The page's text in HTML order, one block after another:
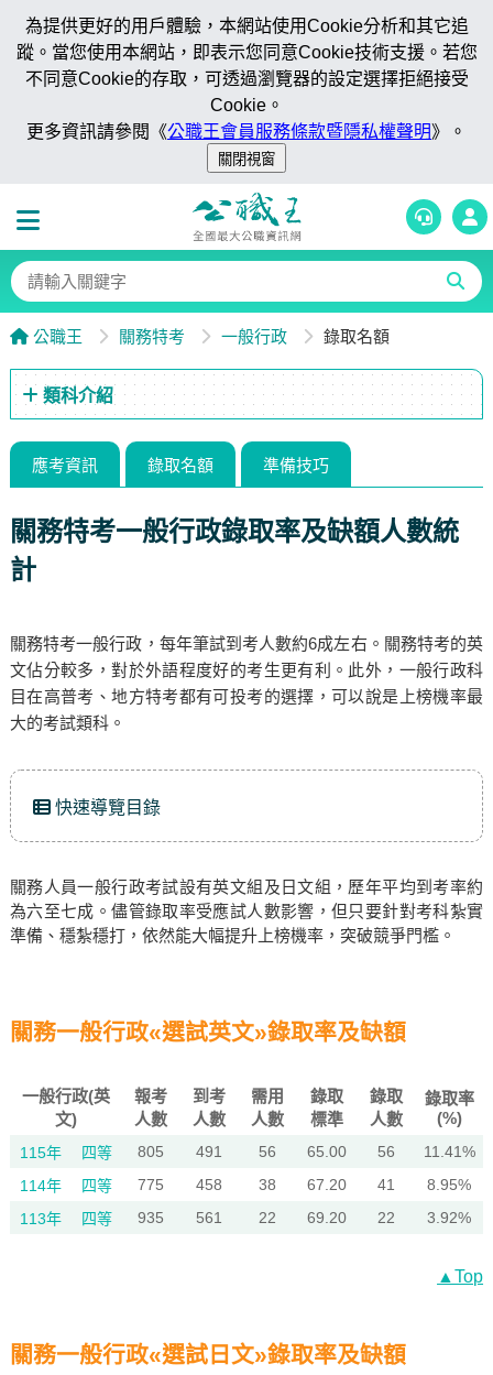
為提供更好的用戶體驗，本網站使用Cookie分析和其它追
蹤。當您使用本網站，即表示您同意Cookie技術支援。若您
不同意Cookie的存取，可透過瀏覽器的設定選擇拒絕接受
Cookie。
更多資訊請參閱《公職王會員服務條款暨隱私權聲明》。
公職王 關務特考 一般行政 錄取名額
類科介紹
應考資訊 錄取名額 準備技巧
關務特考一般行政錄取率及缺額人數統
計
關務特考一般行政，每年筆試到考人數約6成左右。關務特考的英
文佔分較多，對於外語程度好的考生更有利。此外，一般行政科
目在高普考、地方特考都有可投考的選擇，可以說是上榜機率最
大的考試類科。
快速導覽目錄
關務人員一般行政考試設有英文組及日文組，歷年平均到考率約
為六至七成。儘管錄取率受應試人數影響，但只要針對考科紮實
準備、穩紮穩打，依然能大幅提升上榜機率，突破競爭門檻。
關務一般行政«選試英文»錄取率及缺額
一般行政(英
文)
報考
人數
到考
人數
需用
人數
錄取
標準
錄取
人數
錄取率
(%)
115年 四等 805 491 56 65.00 56
11.41%
114年
四等 775 458 38 67.20 41
8.95%
113年
四等 935 561 22 69.20 22 3.92%
▲Top
關務一般行政«選試日文»錄取率及缺額